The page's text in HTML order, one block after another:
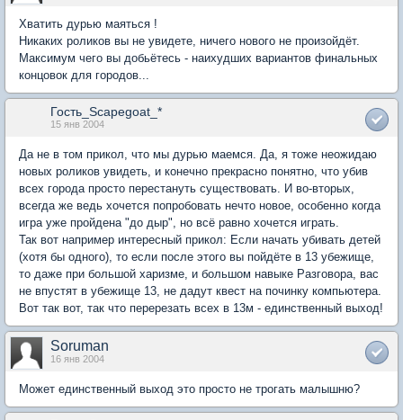
Хватить дурью маяться !
Никаких роликов вы не увидете, ничего нового не произойдёт.
Максимум чего вы добьётесь - наихудших вариантов финальных
концовок для городов...
Гость_Scapegoat_*
15 янв 2004
Да не в том прикол, что мы дурью маемся. Да, я тоже неожидаю
новых роликов увидеть, и конечно прекрасно понятно, что убив
всех города просто перестануть существовать. И во-вторых,
всегда же ведь хочется попробовать нечто новое, особенно когда
игра уже пройдена "до дыр", но всё равно хочется играть.
Так вот например интересный прикол: Если начать убивать детей
(хотя бы одного), то если после этого вы пойдёте в 13 убежище,
то даже при большой харизме, и большом навыке Разговора, вас
не впустят в убежище 13, не дадут квест на починку компьютера.
Вот так вот, так что перерезать всех в 13м - единственный выход!
Soruman
16 янв 2004
Может единственный выход это просто не трогать малышню?